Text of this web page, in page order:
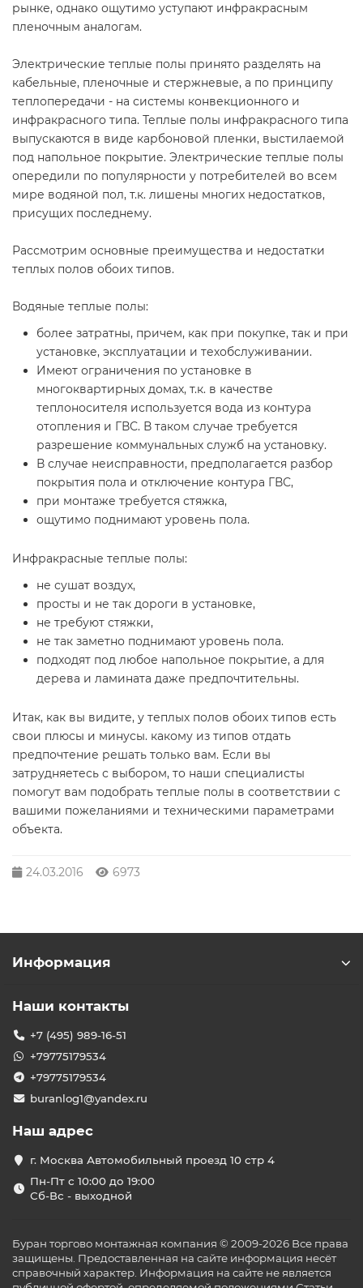
рынке, однако ощутимо уступают инфракрасным
пленочным аналогам.
Электрические теплые полы принято разделять на
кабельные, пленочные и стержневые, а по принципу
теплопередачи - на системы конвекционного и
инфракрасного типа. Теплые полы инфракрасного типа
выпускаются в виде карбоновой пленки, выстилаемой
под напольное покрытие. Электрические теплые полы
опередили по популярности у потребителей во всем
мире водяной пол, т.к. лишены многих недостатков,
присущих последнему.
Рассмотрим основные преимущества и недостатки
теплых полов обоих типов.
Водяные теплые полы:
более затратны, причем, как при покупке, так и при
установке, эксплуатации и техобслуживании.
Имеют ограничения по установке в
многоквартирных домах, т.к. в качестве
теплоносителя используется вода из контура
отопления и ГВС. В таком случае требуется
разрешение коммунальных служб на установку.
В случае неисправности, предполагается разбор
покрытия пола и отключение контура ГВС,
при монтаже требуется стяжка,
ощутимо поднимают уровень пола.
Инфракрасные теплые полы:
не сушат воздух,
просты и не так дороги в установке,
не требуют стяжки,
не так заметно поднимают уровень пола.
подходят под любое напольное покрытие, а для
дерева и ламината даже предпочтительны.
Итак, как вы видите, у теплых полов обоих типов есть
свои плюсы и минусы. какому из типов отдать
предпочтение решать только вам. Если вы
затрудняетесь с выбором, то наши специалисты
помогут вам подобрать теплые полы в соответствии с
вашими пожеланиями и техническими параметрами
объекта.
24.03.2016 6973
Информация
Наши контакты
+7 (495) 989-16-51
+79775179534
+79775179534
buranlog1@yandex.ru
Наш адрес
г. Москва Автомобильный проезд 10 стр 4
Пн-Пт с 10:00 до 19:00
Сб-Вс - выходной
Буран торгово монтажная компания © 2009-2026 Все права
защищены. Предоставленная на сайте информация несёт
справочный характер. Информация на сайте не является